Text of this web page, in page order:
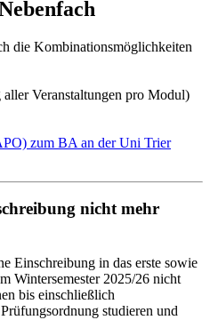
die Kombinationsmöglichkeiten
Veranstaltungen pro Modul)
zum BA an der Uni Trier
nicht mehr
Einschreibung in das erste sowie
Wintersemester 2025/26 nicht
bis einschließlich
studieren und